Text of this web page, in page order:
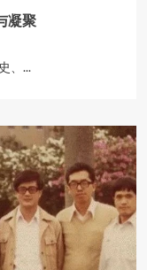
凝聚
、...